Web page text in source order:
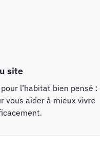
site
l’habitat bien pensé :
vous aider à mieux vivre